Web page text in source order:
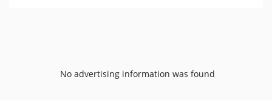
No advertising information was found